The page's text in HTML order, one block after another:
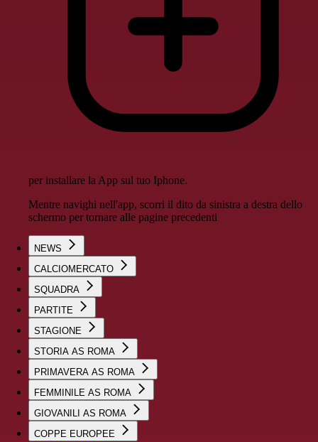
per installare la App sul tuo Iphone.
Mentre navighi nell'app, scorri il dito da sinistra a destra dello
schermo per tornare alle pagine precedenti
NEWS
CALCIOMERCATO
SQUADRA
PARTITE
STAGIONE
STORIA AS ROMA
PRIMAVERA AS ROMA
FEMMINILE AS ROMA
GIOVANILI AS ROMA
COPPE EUROPEE